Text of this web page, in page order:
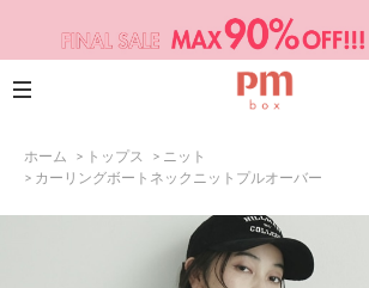
ホーム > トップス > ニット
> カーリングボートネックニットプルオーバー